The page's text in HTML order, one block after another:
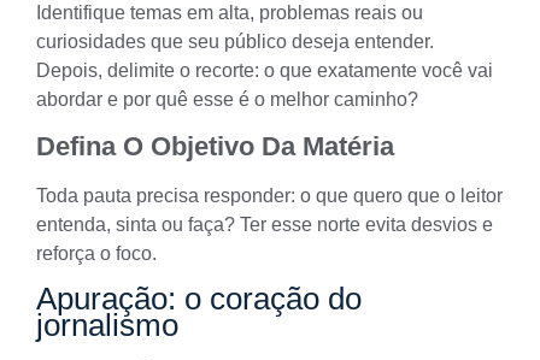
Identifique temas em alta, problemas reais ou
curiosidades que seu público deseja entender.
Depois, delimite o recorte: o que exatamente você vai
abordar e por quê esse é o melhor caminho?
Defina O Objetivo Da Matéria
Toda pauta precisa responder: o que quero que o leitor
entenda, sinta ou faça? Ter esse norte evita desvios e
reforça o foco.
Apuração: o coração do
jornalismo